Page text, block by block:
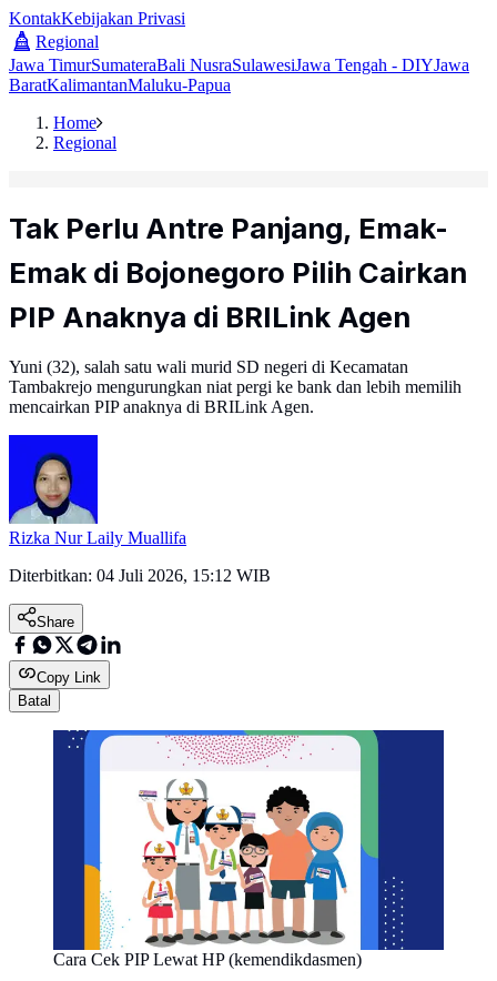
KontakKebijakan Privasi
Regional
Jawa TimurSumateraBali NusraSulawesiJawa Tengah - DIYJawa
BaratKalimantanMaluku-Papua
Home
Regional
Tak Perlu Antre Panjang, Emak-
Emak di Bojonegoro Pilih Cairkan
PIP Anaknya di BRILink Agen
Yuni (32), salah satu wali murid SD negeri di Kecamatan
Tambakrejo mengurungkan niat pergi ke bank dan lebih memilih
mencairkan PIP anaknya di BRILink Agen.
Rizka Nur Laily Muallifa
Diterbitkan: 04 Juli 2026, 15:12 WIB
Share
Copy Link
Batal
Cara Cek PIP Lewat HP (kemendikdasmen)